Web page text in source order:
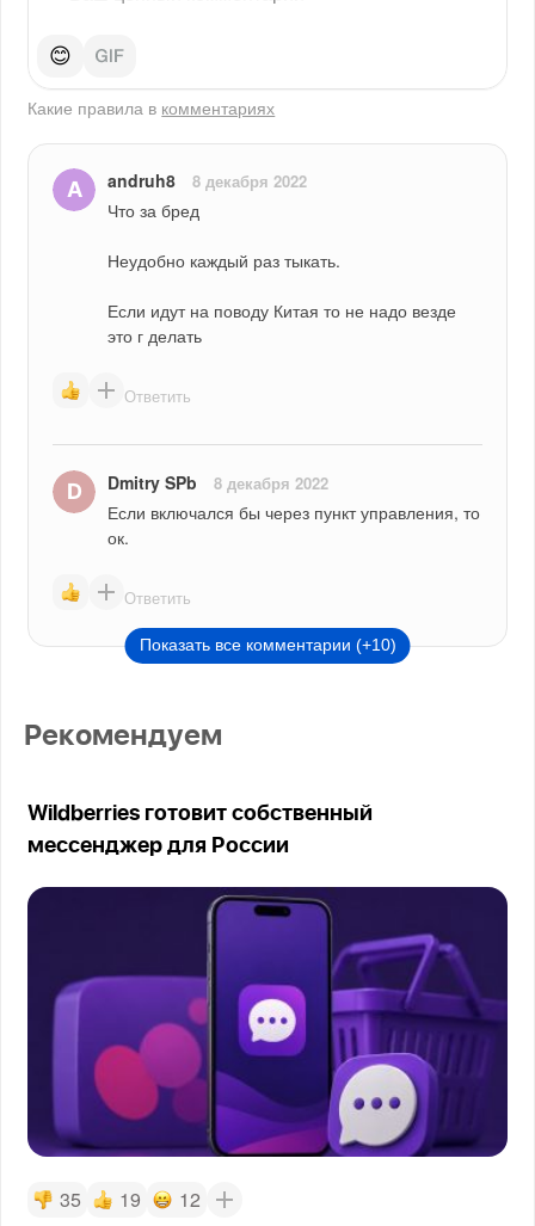
😊
Какие правила в комментариях
andruh8 8 декабря 2022
Что за бред
Неудобно каждый раз тыкать.
Если идут на поводу Китая то не надо везде
это г делать
Ответить
Dmitry SPb 8 декабря 2022
Если включался бы через пункт управления, то
ок.
Ответить
Показать все комментарии (+10)
Рекомендуем
Wildberries готовит собственный
мессенджер для России
35 19 12